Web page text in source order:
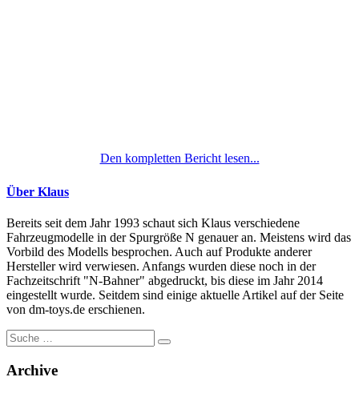
Den kompletten Bericht lesen...
Über Klaus
Bereits seit dem Jahr 1993 schaut sich Klaus verschiedene
Fahrzeugmodelle in der Spurgröße N genauer an. Meistens wird das
Vorbild des Modells besprochen. Auch auf Produkte anderer
Hersteller wird verwiesen. Anfangs wurden diese noch in der
Fachzeitschrift "N-Bahner" abgedruckt, bis diese im Jahr 2014
eingestellt wurde. Seitdem sind einige aktuelle Artikel auf der Seite
von dm-toys.de erschienen.
Suche
nach:
Archive